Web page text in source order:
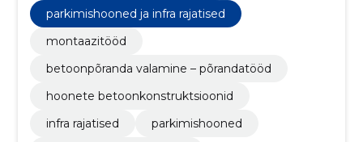
parkimishooned ja infra rajatised
montaazitööd
betoonpõranda valamine – põrandatööd
hoonete betoonkonstruktsioonid
infra rajatised
parkimishooned